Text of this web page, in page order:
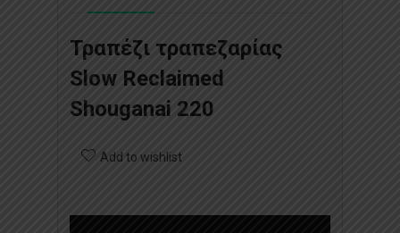
Τραπέζι τραπεζαρίας
Slow Reclaimed
Shouganai 220
Add to wishlist